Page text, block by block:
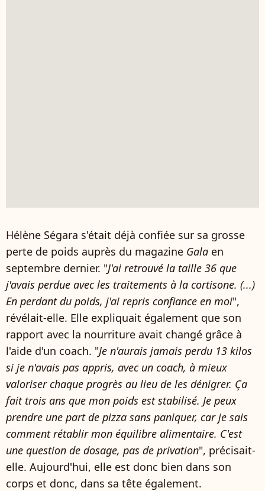
Hélène Ségara s'était déjà confiée sur sa grosse
perte de poids auprès du magazine Gala en
septembre dernier. "J'ai retrouvé la taille 36 que
j'avais perdue avec les traitements à la cortisone. (...)
En perdant du poids, j'ai repris confiance en moi",
révélait-elle. Elle expliquait également que son
rapport avec la nourriture avait changé grâce à
l'aide d'un coach. "Je n'aurais jamais perdu 13 kilos
si je n'avais pas appris, avec un coach, à mieux
valoriser chaque progrès au lieu de les dénigrer. Ça
fait trois ans que mon poids est stabilisé. Je peux
prendre une part de pizza sans paniquer, car je sais
comment rétablir mon équilibre alimentaire. C'est
une question de dosage, pas de privation", précisait-
elle. Aujourd'hui, elle est donc bien dans son
corps et donc, dans sa tête également.